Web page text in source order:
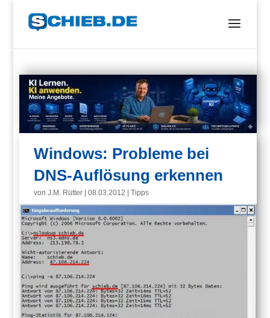
Windows: Probleme bei
DNS-Auflösung erkennen
vonJ.M. Rütter |08.03.2012 |Tipps